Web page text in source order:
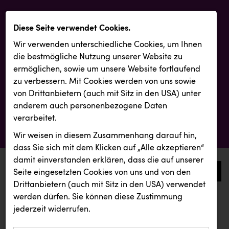
0
aktuelle aussendungen
aktuelle aussendungen
Diese Seite verwendet Cookies.
Wir verwenden unterschiedliche Cookies, um Ihnen
die best­mögliche Nutzung unserer Website zu
ermöglichen, sowie um unsere Website fortlaufend
zu verbessern. Mit Cookies werden von uns sowie
von Drittanbietern (auch mit Sitz in den USA) unter
anderem auch personenbezogene Daten
verarbeitet.
Wir weisen in diesem Zusammenhang darauf hin,
dass Sie sich mit dem Klicken auf „Alle akzeptieren“
damit ein­ver­standen erklären, dass die auf unserer
Seite eingesetzten Cookies von uns und von den
Drittanbietern (auch mit Sitz in den USA) verwendet
werden dürfen. Sie können diese Zustimmung
jederzeit widerrufen.